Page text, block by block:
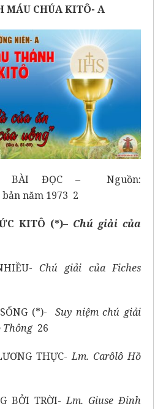
MÁU CHÚA KITÔ- A
BÀI ĐỌC – Nguồn:
năm 1973 2
KITÔ (*)– Chú giải của
Chú giải của Fiches
SỐNG (*)-Suy niệm chú giải
26
THỰC-Lm. Carôlô Hồ
BỞI TRỜI-Lm. Giuse Đinh